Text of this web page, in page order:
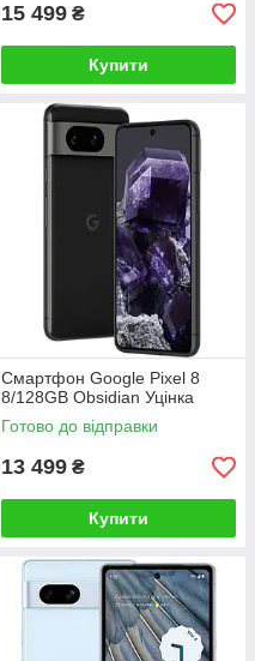
15 499 ₴
Купити
Смартфон Google Pixel 8
8/128GB Obsidian Уцінка
Готово до відправки
13 499 ₴
Купити